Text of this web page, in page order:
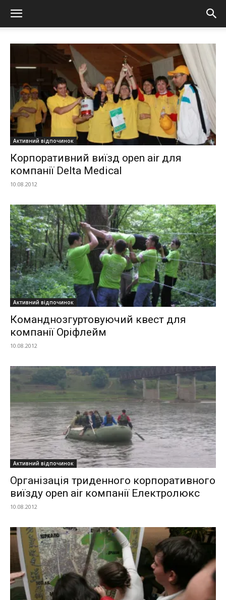
Активний відпочинок
Корпоративний виїзд open air для
компанії Delta Medical
10.08.2012
Активний відпочинок
Команднозгуртовуючий квест для
компанії Оріфлейм
10.08.2012
Активний відпочинок
Організація триденного корпоративного
виїзду open air компанії Електролюкс
10.08.2012